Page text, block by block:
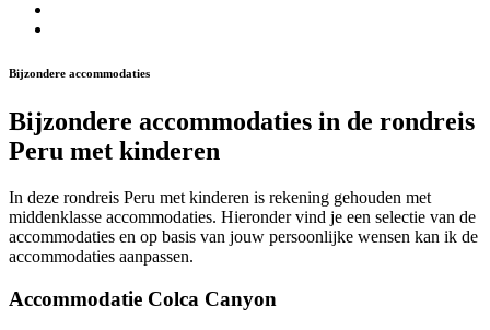
Bijzondere accommodaties
Bijzondere accommodaties in de rondreis
Peru met kinderen
In deze rondreis Peru met kinderen is rekening gehouden met
middenklasse accommodaties. Hieronder vind je een selectie van de
accommodaties en op basis van jouw persoonlijke wensen kan ik de
accommodaties aanpassen.
Accommodatie Colca Canyon